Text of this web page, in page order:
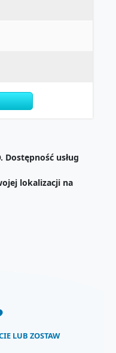
Dostępność usług
lokalizacji na
LUB ZOSTAW